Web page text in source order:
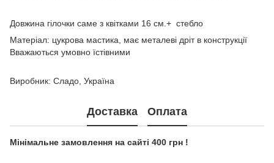
Довжина гілочки саме з квітками 16 см.+ стебло
Матеріал: цукрова мастика, має металеві дріт в конструкції
Вважаються умовно їстівними
Виробник: Сладо, Україна
Доставка Оплата
Мінімальне замовлення на сайті 400 грн !